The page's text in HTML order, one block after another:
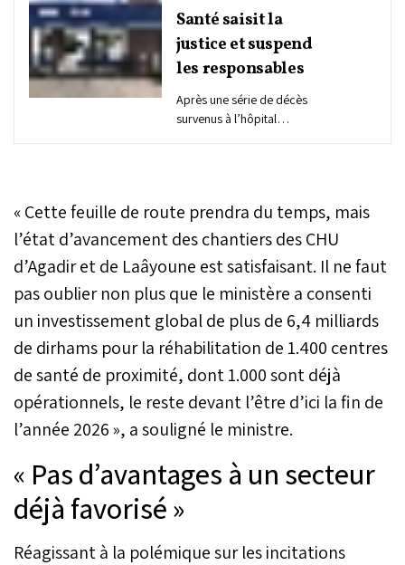
Santé saisit la
justice et suspend
les responsables
Après une série de décès
survenus à l’hôpital
justice et suspendu
plusieurs responsables.
l’enquête interne menée
par l’Inspection générale
du ministère sur les
dysfonctionnements
relevés au sein de
l’établissement.
« Cette feuille de route prendra du temps, mais
l’état d’avancement des chantiers des CHU
d’Agadir et de Laâyoune est satisfaisant. Il ne faut
pas oublier non plus que le ministère a consenti
un investissement global de plus de 6,4 milliards
de dirhams pour la réhabilitation de 1.400 centres
de santé de proximité, dont 1.000 sont déjà
opérationnels, le reste devant l’être d’ici la fin de
l’année 2026 », a souligné le ministre.
« Pas d’avantages à un secteur
déjà favorisé »
Réagissant à la polémique sur les incitations